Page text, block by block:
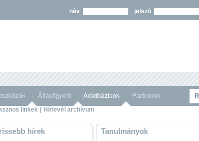
név jelszó
linkek Hírlevél archívum
hírek Tanulmányok